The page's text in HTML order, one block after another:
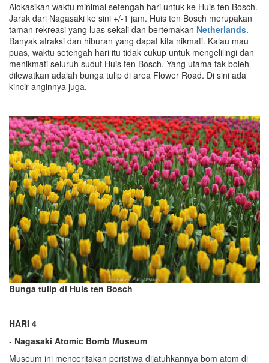
Alokasikan waktu minimal setengah hari untuk ke Huis ten Bosch.
Jarak dari Nagasaki ke sini +/-1 jam. Huis ten Bosch merupakan
taman rekreasi yang luas sekali dan bertemakan Netherlands.
Banyak atraksi dan hiburan yang dapat kita nikmati. Kalau mau
puas, waktu setengah hari itu tidak cukup untuk mengelilingi dan
menikmati seluruh sudut Huis ten Bosch. Yang utama tak boleh
dilewatkan adalah bunga tulip di area Flower Road. Di sini ada
kincir anginnya juga.
Bunga tulip di Huis ten Bosch
HARI 4
- Nagasaki Atomic Bomb Museum
Museum ini menceritakan peristiwa dijatuhkannya bom atom di